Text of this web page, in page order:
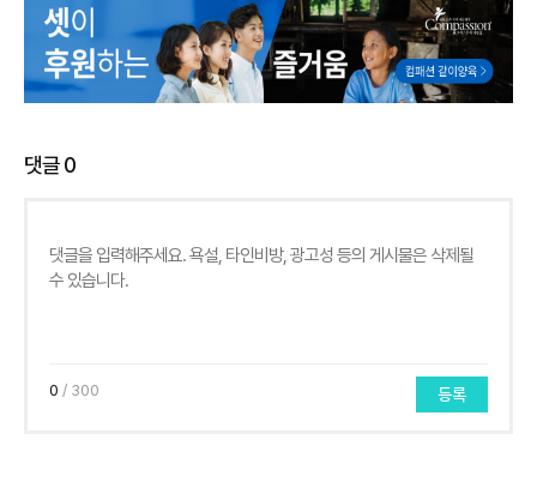
댓글0
0 / 300 등록